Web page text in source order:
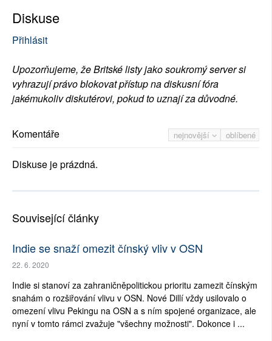
Diskuse
Přihlásit
Upozorňujeme, že Britské listy jako soukromý server si
vyhrazují právo blokovat přístup na diskusní fóra
jakémukoliv diskutérovi, pokud to uznají za důvodné.
nejnovější oblíbené
Komentáře
Diskuse je prázdná.
Související články
Indie se snaží omezit čínský vliv v OSN
22. 6. 2020
Indie si stanoví za zahraničněpolitickou prioritu zamezit čínským
snahám o rozšiřování vlivu v OSN. Nové Dillí vždy usilovalo o
omezení vlivu Pekingu na OSN a s ním spojené organizace, ale
nyní v tomto rámci zvažuje "všechny možnosti". Dokonce i ...